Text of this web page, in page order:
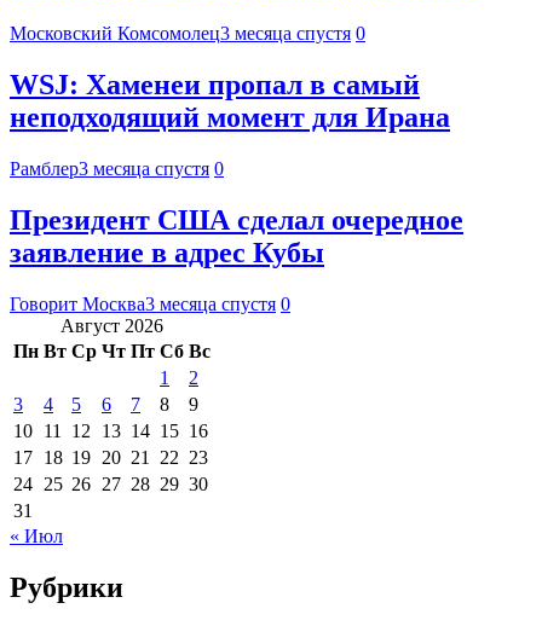
Московский Комсомолец3 месяца спустя 0
WSJ: Хаменеи пропал в самый
неподходящий момент для Ирана
Рамблер3 месяца спустя 0
Президент США сделал очередное
заявление в адрес Кубы
Говорит Москва3 месяца спустя 0
Август 2026
Пн Вт Ср Чт Пт Сб Вс
1
2
3
4 5 6 7 8
9
10 11 12 13 14 15 16
17 18 19 20 21 22 23
24 25 26 27 28 29 30
31
« Июл
Рубрики